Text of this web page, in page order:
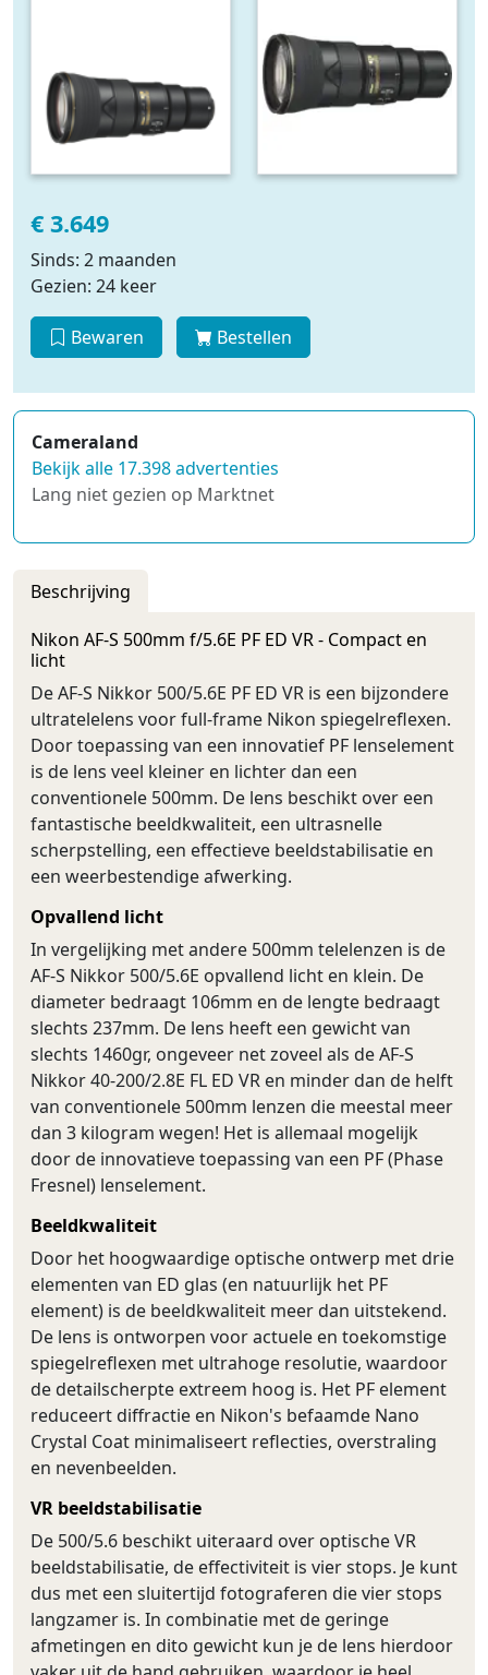
€ 3.649
Sinds: 2 maanden
Gezien: 24 keer
Bewaren Bestellen
Cameraland
Bekijk alle 17.398 advertenties
Lang niet gezien op Marktnet
Beschrijving
Nikon AF-S 500mm f/5.6E PF ED VR - Compact en
licht
De AF-S Nikkor 500/5.6E PF ED VR is een bijzondere
ultratelelens voor full-frame Nikon spiegelreflexen.
Door toepassing van een innovatief PF lenselement
is de lens veel kleiner en lichter dan een
conventionele 500mm. De lens beschikt over een
fantastische beeldkwaliteit, een ultrasnelle
scherpstelling, een effectieve beeldstabilisatie en
een weerbestendige afwerking.
Opvallend licht
In vergelijking met andere 500mm telelenzen is de
AF-S Nikkor 500/5.6E opvallend licht en klein. De
diameter bedraagt 106mm en de lengte bedraagt
slechts 237mm. De lens heeft een gewicht van
slechts 1460gr, ongeveer net zoveel als de AF-S
Nikkor 40-200/2.8E FL ED VR en minder dan de helft
van conventionele 500mm lenzen die meestal meer
dan 3 kilogram wegen! Het is allemaal mogelijk
door de innovatieve toepassing van een PF (Phase
Fresnel) lenselement.
Beeldkwaliteit
Door het hoogwaardige optische ontwerp met drie
elementen van ED glas (en natuurlijk het PF
element) is de beeldkwaliteit meer dan uitstekend.
De lens is ontworpen voor actuele en toekomstige
spiegelreflexen met ultrahoge resolutie, waardoor
de detailscherpte extreem hoog is. Het PF element
reduceert diffractie en Nikon's befaamde Nano
Crystal Coat minimaliseert reflecties, overstraling
en nevenbeelden.
VR beeldstabilisatie
De 500/5.6 beschikt uiteraard over optische VR
beeldstabilisatie, de effectiviteit is vier stops. Je kunt
dus met een sluitertijd fotograferen die vier stops
langzamer is. In combinatie met de geringe
afmetingen en dito gewicht kun je de lens hierdoor